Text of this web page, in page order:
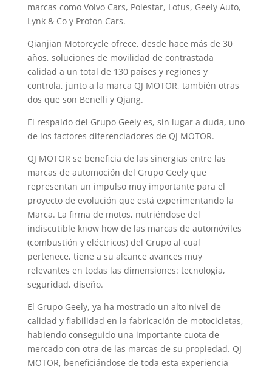
marcas como Volvo Cars, Polestar, Lotus, Geely Auto,
Lynk & Co y Proton Cars.
Qianjian Motorcycle ofrece, desde hace más de 30
años, soluciones de movilidad de contrastada
calidad a un total de 130 países y regiones y
controla, junto a la marca QJ MOTOR, también otras
dos que son Benelli y Qjang.
El respaldo del Grupo Geely es, sin lugar a duda, uno
de los factores diferenciadores de QJ MOTOR.
QJ MOTOR se beneficia de las sinergias entre las
marcas de automoción del Grupo Geely que
representan un impulso muy importante para el
proyecto de evolución que está experimentando la
Marca. La firma de motos, nutriéndose del
indiscutible know how de las marcas de automóviles
(combustión y eléctricos) del Grupo al cual
pertenece, tiene a su alcance avances muy
relevantes en todas las dimensiones: tecnología,
seguridad, diseño.
El Grupo Geely, ya ha mostrado un alto nivel de
calidad y fiabilidad en la fabricación de motocicletas,
habiendo conseguido una importante cuota de
mercado con otra de las marcas de su propiedad. QJ
MOTOR, beneficiándose de toda esta experiencia